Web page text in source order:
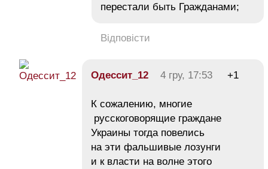
перестали быть Гражданами;
Відповісти
Одессит_12 4 гру, 17:53 +1
К сожалению, многие
русскоговорящие граждане
Украины тогда повелись
на эти фальшивые лозунги
и к власти на волне этого